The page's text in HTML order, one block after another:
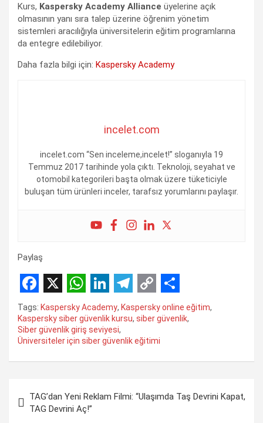
Kurs, Kaspersky Academy Alliance üyelerine açık
olmasının yanı sıra talep üzerine öğrenim yönetim
sistemleri aracılığıyla üniversitelerin eğitim programlarına
da entegre edilebiliyor.
Daha fazla bilgi için: Kaspersky Academy
incelet.com
incelet.com “Sen inceleme,incelet!” sloganıyla 19
Temmuz 2017 tarihinde yola çıktı. Teknoloji, seyahat ve
otomobil kategorileri başta olmak üzere tüketiciyle
buluşan tüm ürünleri inceler, tarafsız yorumlarını paylaşır.
Paylaş
F
a
c
e
o
X W
h
a
t
A
p
L
i
n
k
d
I
T
e
l
e
r
C
o
p
y
i
S
h
r
Tags: Kaspersky Academy, Kaspersky online eğitim,
Kaspersky siber güvenlik kursu, siber güvenlik,
Siber güvenlik giriş seviyesi,
Üniversiteler için siber güvenlik eğitimi
gezinmesi
TAG’dan Yeni Reklam Filmi: “Ulaşımda Taş Devrini Kapat,
TAG Devrini Aç!”